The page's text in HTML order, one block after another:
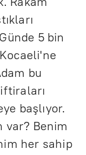
5 bin
bu
başlıyor.
var? Benim
her sahip